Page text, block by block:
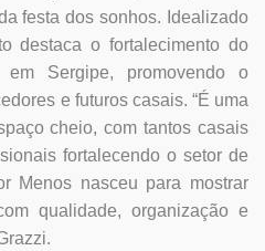
festa dos sonhos. Idealizado
destaca o fortalecimento do
em Sergipe, promovendo o
e futuros casais. “É uma
cheio, com tantos casais
fortalecendo o setor de
Menos nasceu para mostrar
qualidade, organização e